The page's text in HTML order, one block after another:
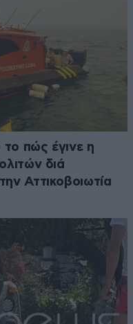
το πώς έγινε η
διά
Αττικοβοιωτία